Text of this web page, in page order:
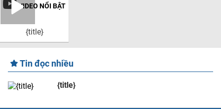
VIDEO NỔI BẬT
{title}
Tin đọc nhiều
{title}